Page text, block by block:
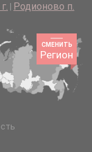
Родионово п.
СМЕНИТЬ
Регион